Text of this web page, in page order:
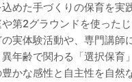
めた手づくりの保育を実
第2グラウンドを使った
実体験活動や、専門講師
年齢で関わる「選択保育
かな感性と自主性を自然